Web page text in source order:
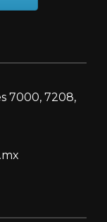
7000, 7208,